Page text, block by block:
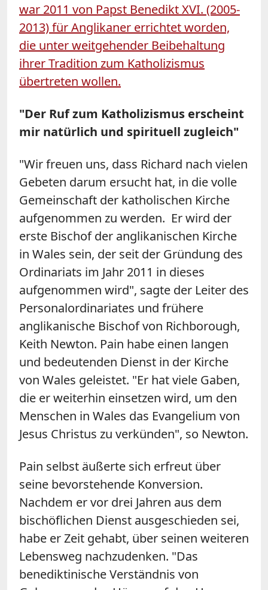
war 2011 von Papst Benedikt XVI. (2005-
2013) für Anglikaner errichtet worden,
die unter weitgehender Beibehaltung
ihrer Tradition zum Katholizismus
übertreten wollen.
"Der Ruf zum Katholizismus erscheint
mir natürlich und spirituell zugleich"
"Wir freuen uns, dass Richard nach vielen
Gebeten darum ersucht hat, in die volle
Gemeinschaft der katholischen Kirche
aufgenommen zu werden. Er wird der
erste Bischof der anglikanischen Kirche
in Wales sein, der seit der Gründung des
Ordinariats im Jahr 2011 in dieses
aufgenommen wird", sagte der Leiter des
Personalordinariates und frühere
anglikanische Bischof von Richborough,
Keith Newton. Pain habe einen langen
und bedeutenden Dienst in der Kirche
von Wales geleistet. "Er hat viele Gaben,
die er weiterhin einsetzen wird, um den
Menschen in Wales das Evangelium von
Jesus Christus zu verkünden", so Newton.
Pain selbst äußerte sich erfreut über
seine bevorstehende Konversion.
Nachdem er vor drei Jahren aus dem
bischöflichen Dienst ausgeschieden sei,
habe er Zeit gehabt, über seinen weiteren
Lebensweg nachzudenken. "Das
benediktinische Verständnis von